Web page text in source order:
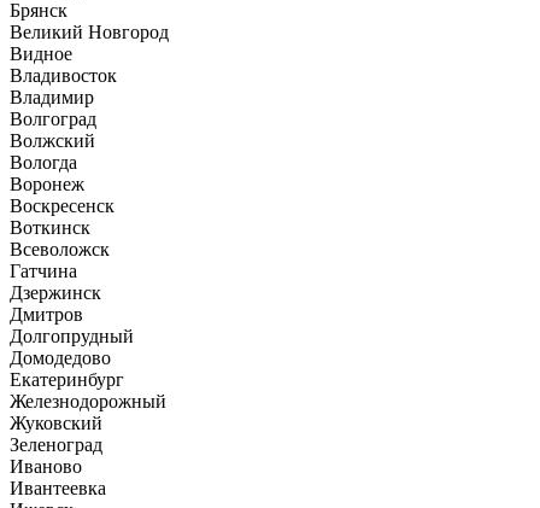
Брянск
Великий Новгород
Видное
Владивосток
Владимир
Волгоград
Волжский
Вологда
Воронеж
Воскресенск
Воткинск
Всеволожск
Гатчина
Дзержинск
Дмитров
Долгопрудный
Домодедово
Екатеринбург
Железнодорожный
Жуковский
Зеленоград
Иваново
Ивантеевка